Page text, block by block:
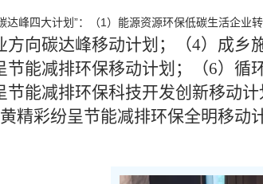
达峰四大计划”：（1）能源资源环保低碳生活企业转
方向碳达峰移动计划；（4）成乡
节能减排环保移动计划；（6）循
节能减排环保科技开发创新移动
黄精彩纷呈节能减排环保全明移